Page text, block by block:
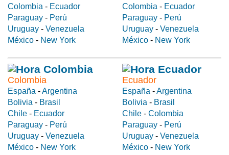
Colombia - Ecuador
Paraguay - Perú
Uruguay - Venezuela
México - New York
Colombia - Ecuador
Paraguay - Perú
Uruguay - Venezuela
México - New York
Colombia
España -Argentina
Bolivia - Brasil
Chile - Ecuador
Paraguay - Perú
Uruguay - Venezuela
México - New York
Ecuador
España -Argentina
Bolivia - Brasil
Chile - Colombia
Paraguay - Perú
Uruguay - Venezuela
México - New York